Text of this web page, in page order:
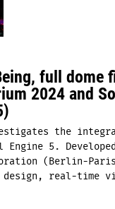
full dome
2024 and
the
Engine 5.
(Berlin-
design, real-time